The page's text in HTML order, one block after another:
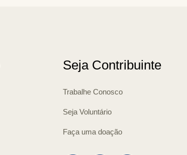
Seja Contribuinte
Trabalhe Conosco
Seja Voluntário
Faça uma doação